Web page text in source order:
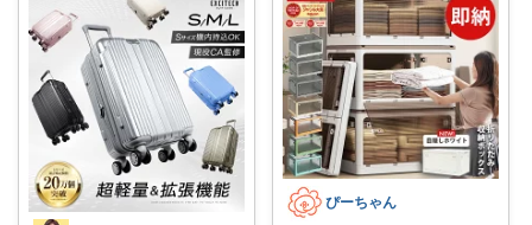
ぴーちゃん